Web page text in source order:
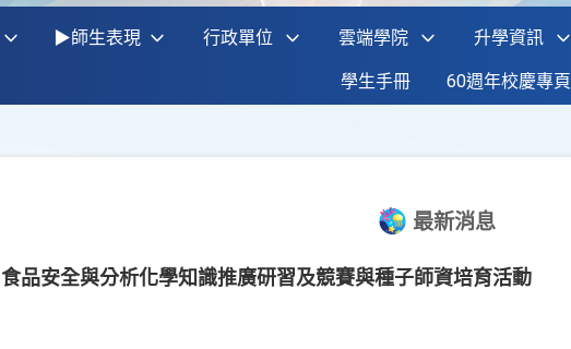
▶師生表現 行政單位 雲端學院 升學資訊
學生手冊 60週年校慶專頁
最新消息
食品安全與分析化學知識推廣研習及競賽與種子師資培育活動